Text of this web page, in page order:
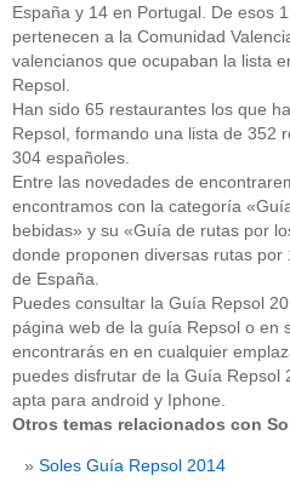
España y 14 en Portugal. De esos
pertenecen a la Comunidad
valencianos que ocupaban la lista
Repsol.
Han sido 65 restaurantes los que
Repsol, formando una lista de 352
304 españoles.
Entre las novedades de
encontramos con la categoría
bebidas» y su «Guía de rutas por
donde proponen diversas rutas por
de España.
Puedes consultar la Guía Repsol
página web de la guía Repsol o en
encontrarás en en cualquier
puedes disfrutar de la Guía Repsol
apta para android y Iphone.
Otros temas relacionados con
Soles Guía Repsol 2014